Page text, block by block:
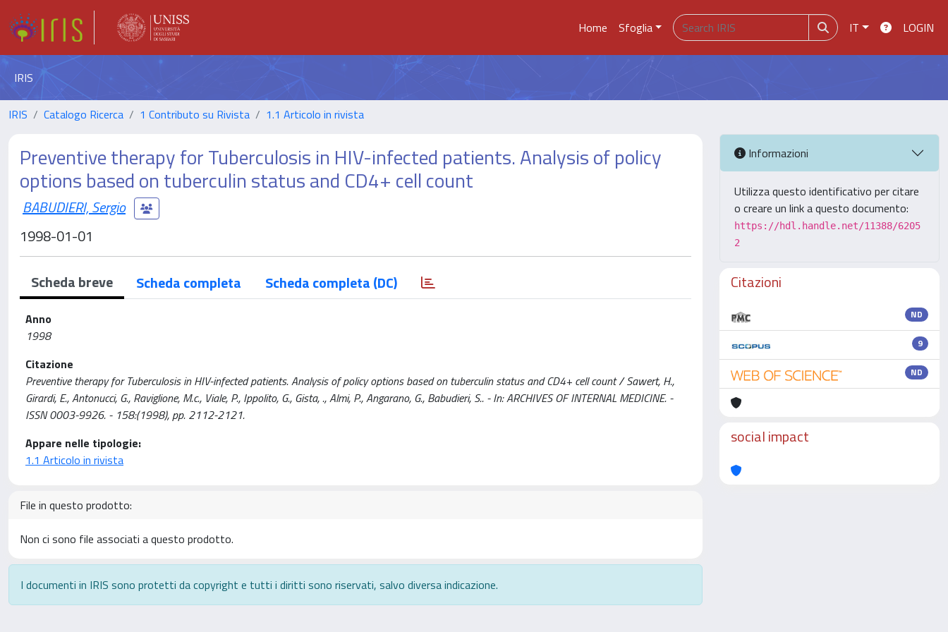
Home Sfoglia IT LOGIN
IRIS
IRIS Catalogo Ricerca 1 Contributo su Rivista 1.1 Articolo in rivista
Preventive therapy for Tuberculosis in HIV-infected patients. Analysis of policy
options based on tuberculin status and CD4+ cell count
BABUDIERI, Sergio
1998-01-01
Scheda breve Scheda completa Scheda completa (DC)
Anno
1998
Citazione
Preventive therapy for Tuberculosis in HIV-infected patients. Analysis of policy options based on tuberculin status and CD4+ cell count / Sawert, H.,
Girardi, E., Antonucci, G., Raviglione, M.c., Viale, P., Ippolito, G., Gista, ., Almi, P., Angarano, G., Babudieri, S.. - In: ARCHIVES OF INTERNAL MEDICINE. -
ISSN 0003-9926. - 158:(1998), pp. 2112-2121.
Appare nelle tipologie:
1.1 Articolo in rivista
File in questo prodotto:
Non ci sono file associati a questo prodotto.
I documenti in IRIS sono protetti da copyright e tutti i diritti sono riservati, salvo diversa indicazione.
Informazioni
Utilizza questo identificativo per citare
o creare un link a questo documento:
https://hdl.handle.net/11388/6205
2
Citazioni
ND
9
ND
social impact